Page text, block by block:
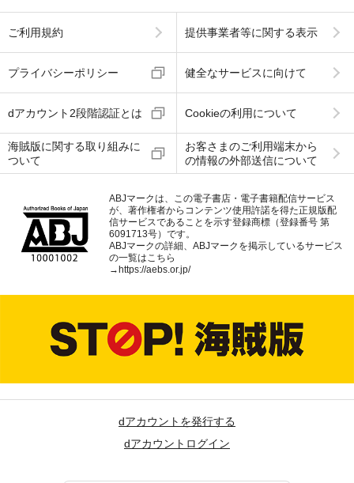
ご利用規約 提供事業者等に関する表示
プライバシーポリシー 健全なサービスに向けて
dアカウント2段階認証とは Cookieの利用について
海賊版に関する取り組みに
ついて
お客さまのご利用端末から
の情報の外部送信について
ABJマークは、この電子書店・電子書籍配信サービス
が、著作権者からコンテンツ使用許諾を得た正規版配
信サービスであることを示す登録商標（登録番号 第
6091713号）です。
ABJマークの詳細、ABJマークを掲示しているサービス
の一覧はこちら
→https://aebs.or.jp/
dアカウントを発行する
dアカウントログイン